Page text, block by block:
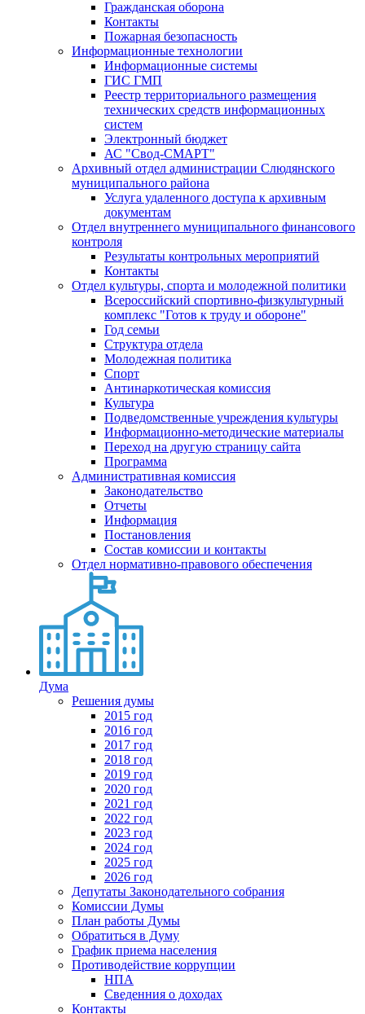
Гражданская оборона
Контакты
Пожарная безопасность
Информационные технологии
Информационные системы
ГИС ГМП
Реестр территориального размещения
технических средств информационных
систем
Электронный бюджет
АС "Свод-СМАРТ"
Архивный отдел администрации Слюдянского
муниципального района
Услуга удаленного доступа к архивным
документам
Отдел внутреннего муниципального финансового
контроля
Результаты контрольных мероприятий
Контакты
Отдел культуры, спорта и молодежной политики
Всероссийский спортивно-физкультурный
комплекс "Готов к труду и обороне"
Год семьи
Структура отдела
Молодежная политика
Спорт
Антинаркотическая комиссия
Культура
Подведомственные учреждения культуры
Информационно-методические материалы
Переход на другую страницу сайта
Программа
Административная комиссия
Законодательство
Отчеты
Информация
Постановления
Состав комиссии и контакты
Отдел нормативно-правового обеспечения
Дума
Решения думы
2015 год
2016 год
2017 год
2018 год
2019 год
2020 год
2021 год
2022 год
2023 год
2024 год
2025 год
2026 год
Депутаты Законодательного собрания
Комиссии Думы
План работы Думы
Обратиться в Думу
График приема населения
Противодействие коррупции
НПА
Сведенния о доходах
Контакты